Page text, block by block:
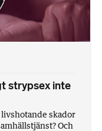
strypsex inte
skador
Och